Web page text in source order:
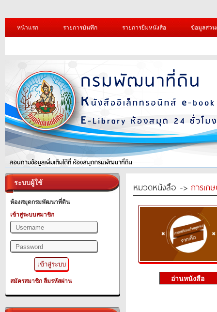
หน้าแรก รายการบันทึก รายการยืมหนังสือ ข้อมูลส่ว
ระบบผู้ใช้
ห้องสมุดกรมพัฒนาที่ดิน
เข้าสู่ระบบสมาชิก
สมัครสมาชิก ลืมรหัสผ่าน
หมวดหนังสือ -> การเก